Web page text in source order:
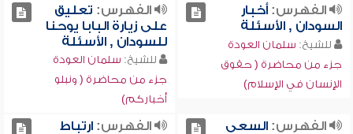
الفهرس:أخبار
السودان , الأسئلة
للشيخ: سلمان العودة
جزء من محاضرة ( حقوق
الإنسان في الإسلام)
الفهرس: تعليق
على زيارة البابا يوحنا
للسودان , الأسئلة
للشيخ: سلمان العودة
جزء من محاضرة ( ونبلو
أخباركم)
الفهرس:السعي
الفهرس:ارتباط